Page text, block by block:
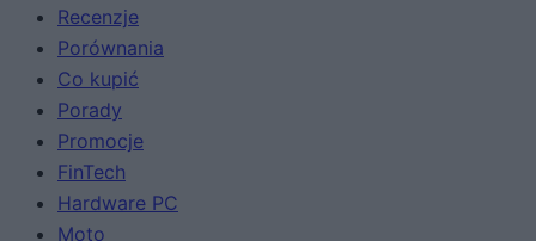
Recenzje
Porównania
Co kupić
Porady
Promocje
FinTech
Hardware PC
Moto